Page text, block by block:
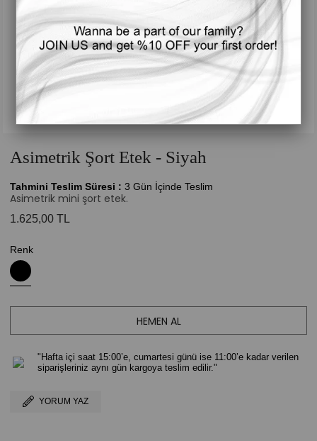
Asimetrik Şort Etek - Siyah
Tahmini Teslim Süresi : 3 Gün İçinde Teslim
Asimetrik mini şort etek.
1.625,00 TL
Renk
"Hafta içi saat 15:00’e, cumartesi günü ise 11:00’e kadar verilen
siparişleriniz aynı gün kargoya teslim edilir."
YORUM YAZ